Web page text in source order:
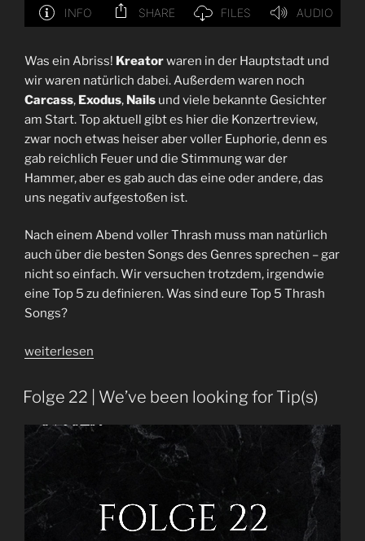
Was ein Abriss! Kreatorwaren in der Hauptstadt und
wir waren natürlich dabei. Außerdem waren noch
Carcass, Exodus, Nails und viele bekannte Gesichter
am Start. Top aktuell gibt es hier die Konzertreview,
zwar noch etwas heiser aber voller Euphorie, denn es
gab reichlich Feuer und die Stimmung war der
Hammer, aber es gab auch das eine oder andere, das
uns negativ aufgestoßen ist.
Nach einem Abend voller Thrash muss man natürlich
auch über die besten Songs des Genres sprechen – gar
nicht so einfach. Wir versuchen trotzdem, irgendwie
eine Top 5 zu definieren. Was sind eure Top 5 Thrash
Songs?
„Endlich
Feuer
Folge
Kreator
Live
weiterlesen
Folge 22 | We’ve been looking for Tip(s)